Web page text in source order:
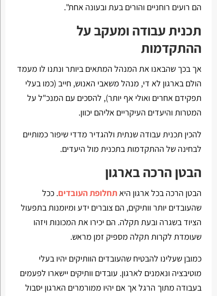
הם רועים רוחניים והורים בעת ובעונה אחת".
תכנית עבודה ומעקב על
ההתקדמות
אך בכך שהבאנו את המנהל המתאים ביותר ונתנו לו מעמד
הולם בארגון לא די, מנהל משאבי האנוש, חייב (כמו בעלי
תפקידם אחרים ואולי אף יותר), להסכים עם המנכ"ל על
המטרות והיעדים העיקריים אליהם יכוון.
להכין תכנית עבודה שנתית ולהגדיר מדדי שיפור כמותיים
לבחינה של ההתקדמות בתכנית מול היעדים.
הבטן הרכה בארגון
הבטן הרכה בכל ארגון היאתחלופת העובדים. ככל
שהעובדים יותר וותיקים, הם צוברים ידע ומיומנות בתפעול
הציוד בשגרה ובעת תקלה. הם יכירו את המכונות ויזהו
שעומדת לקרות תקלה מספיק זמן מראש.
כמובן שעלינו להבטיח שהעובדים הוותיקים יהיו בעלי
מוטיבציה ונאמנים לארגון. עובדים וותיקים יישארו לפעמים
בעבודה מתוך הרגל אך אם יהיו ממורמרים הארגון יסבול